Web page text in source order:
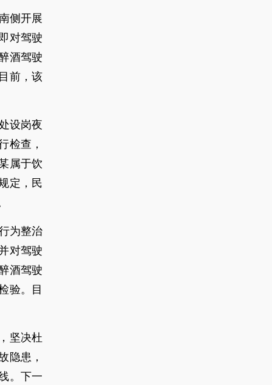
侧开展
对驾驶
酒驾驶
前，该
设岗夜
检查，
属于饮
定，民
为整治
对驾驶
酒驾驶
验。目
坚决杜
隐患，
。下一